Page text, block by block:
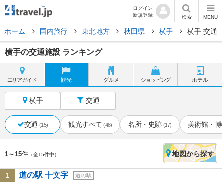
ログイン
新規登録
検索 MENU
ホーム 国内旅行 東北地方 秋田県 横手 横手 交通
横手の交通施設 ランキング
エリアガイド 観光 グルメ ショッピング ホテル
横手 交通
交通 (15) 観光すべて (48) 名所・史跡 (17) 美術館・
1～15件 （全15件中） 地図から探す
1 道の駅 十文字 道の駅